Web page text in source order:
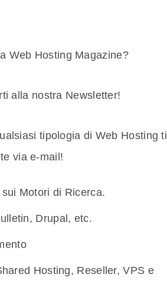
Web Hosting Magazine?
alla nostra Newsletter!
tipologia di Web Hosting ti
via e-mail!
Motori di Ricerca.
Drupal, etc.
Hosting, Reseller, VPS e